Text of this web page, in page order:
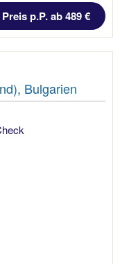
Preis p.P. ab 489 €
Bulgarien